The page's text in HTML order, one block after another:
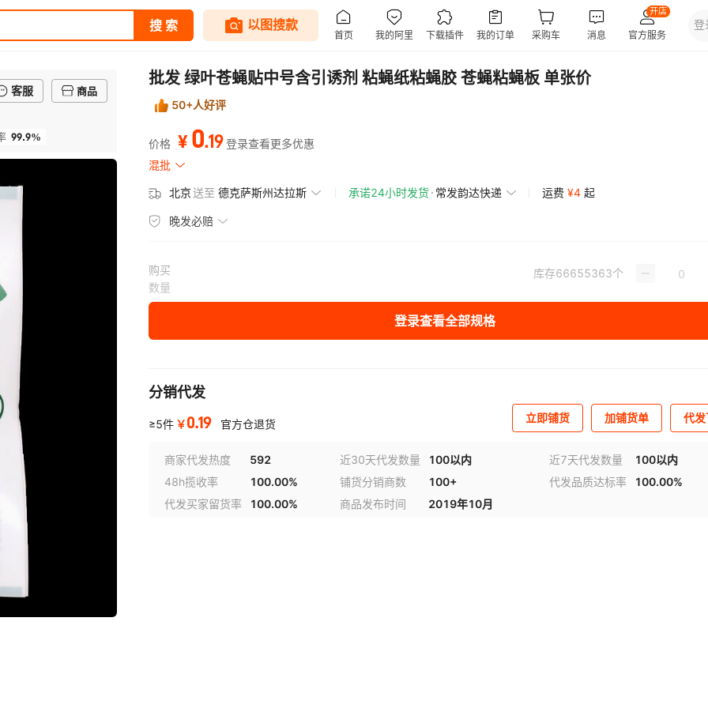
客服 商品
99.9%
批发 绿叶苍蝇贴中号含引诱剂 粘蝇纸粘蝇胶 苍蝇粘蝇板 单张价
50+人好评
价格 ¥ 0.19 登录查看更多优惠
混批
北京送至 德克萨斯州达拉斯 承诺24小时发货 常发韵达快递 运费 ¥4 起
晚发必赔
购买
数量
库存66655363个
登录查看全部规格
分销代发
≥5件 ￥0.19 官方仓退货 立即铺货 加铺货单 代
商家代发热度 592 近30天代发数量 100以内 近7天代发数量
100以内
48h揽收率
100.00% 铺货分销商数 100+ 代发品质达标率
100.00%
代发买家留货率
100.00% 商品发布时间 2019年10月